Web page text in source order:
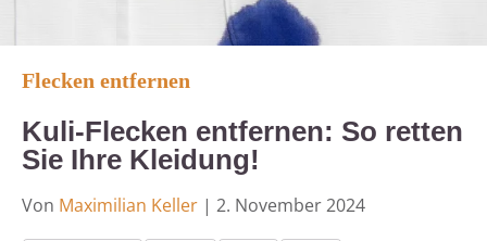
Flecken entfernen
Kuli-Flecken entfernen: So retten
Sie Ihre Kleidung!
Von Maximilian Keller | 2. November 2024